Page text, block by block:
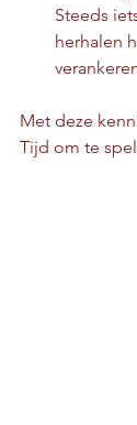
Steeds
herhalen
Met deze
Tijd om te